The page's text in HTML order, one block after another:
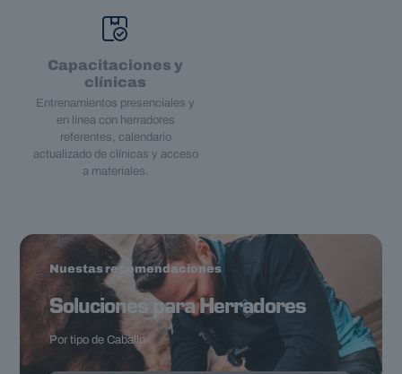
Capacitaciones y
clínicas
Entrenamientos presenciales y
en línea con herradores
referentes, calendario
actualizado de clínicas y acceso
a materiales.
Nuestas recomendaciones
Soluciones para Herradores
Por tipo de Caballo